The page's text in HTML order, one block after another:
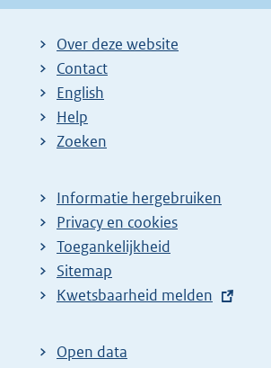
Over deze website
Contact
English
Help
Zoeken
Informatie hergebruiken
Privacy en cookies
Toegankelijkheid
Sitemap
E
t
Kwetsbaarheid melden
Open data